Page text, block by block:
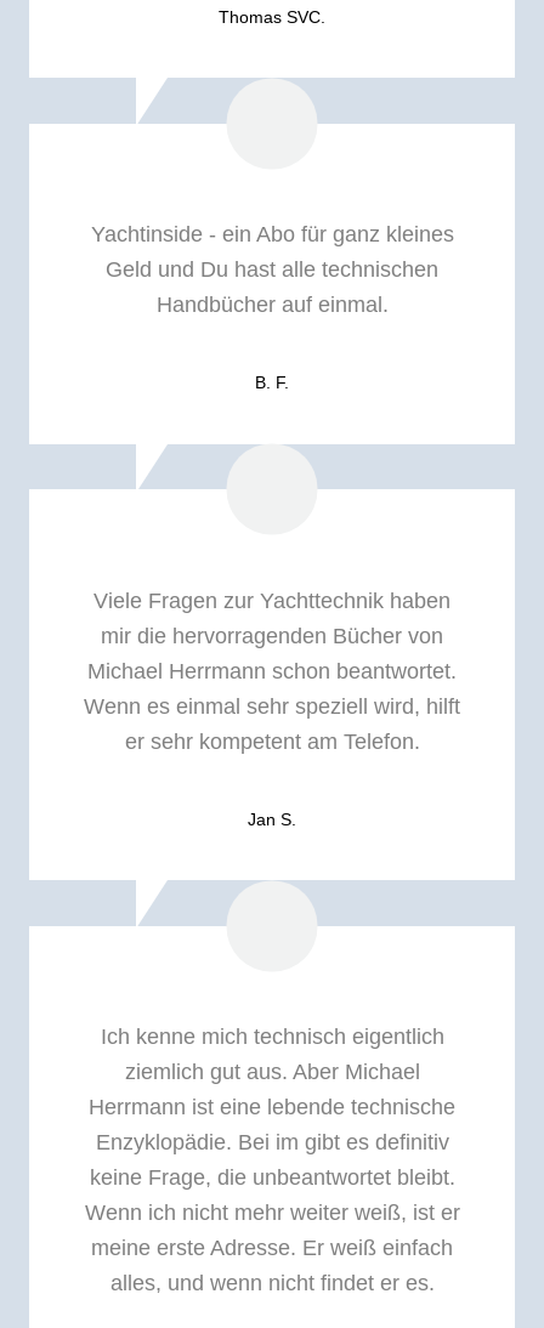
Thomas SVC.
Yachtinside - ein Abo für ganz kleines
Geld und Du hast alle technischen
Handbücher auf einmal.
B. F.
Viele Fragen zur Yachttechnik haben
mir die hervorragenden Bücher von
Michael Herrmann schon beantwortet.
Wenn es einmal sehr speziell wird, hilft
er sehr kompetent am Telefon.
Jan S.
Ich kenne mich technisch eigentlich
ziemlich gut aus. Aber Michael
Herrmann ist eine lebende technische
Enzyklopädie. Bei im gibt es definitiv
keine Frage, die unbeantwortet bleibt.
Wenn ich nicht mehr weiter weiß, ist er
meine erste Adresse. Er weiß einfach
alles, und wenn nicht findet er es.